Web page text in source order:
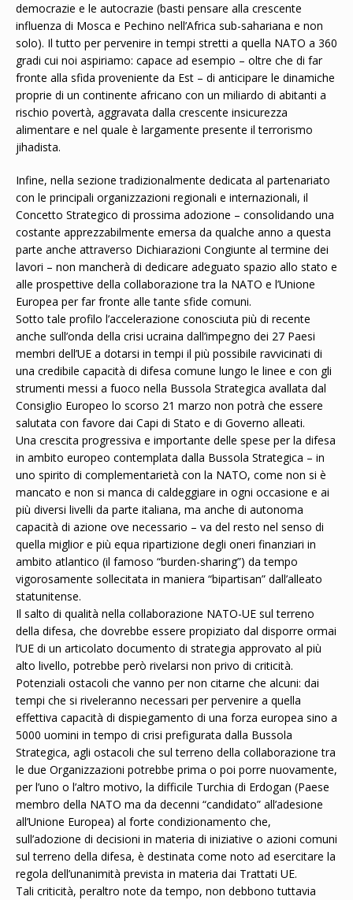
democrazie e le autocrazie (basti pensare alla crescente
influenza di Mosca e Pechino nell’Africa sub-sahariana e non
solo). Il tutto per pervenire in tempi stretti a quella NATO a 360
gradi cui noi aspiriamo: capace ad esempio – oltre che di far
fronte alla sfida proveniente da Est – di anticipare le dinamiche
proprie di un continente africano con un miliardo di abitanti a
rischio povertà, aggravata dalla crescente insicurezza
alimentare e nel quale è largamente presente il terrorismo
jihadista.
Infine, nella sezione tradizionalmente dedicata al partenariato
con le principali organizzazioni regionali e internazionali, il
Concetto Strategico di prossima adozione – consolidando una
costante apprezzabilmente emersa da qualche anno a questa
parte anche attraverso Dichiarazioni Congiunte al termine dei
lavori – non mancherà di dedicare adeguato spazio allo stato e
alle prospettive della collaborazione tra la NATO e l’Unione
Europea per far fronte alle tante sfide comuni.
Sotto tale profilo l’accelerazione conosciuta più di recente
anche sull’onda della crisi ucraina dall’impegno dei 27 Paesi
membri dell’UE a dotarsi in tempi il più possibile ravvicinati di
una credibile capacità di difesa comune lungo le linee e con gli
strumenti messi a fuoco nella Bussola Strategica avallata dal
Consiglio Europeo lo scorso 21 marzo non potrà che essere
salutata con favore dai Capi di Stato e di Governo alleati.
Una crescita progressiva e importante delle spese per la difesa
in ambito europeo contemplata dalla Bussola Strategica – in
uno spirito di complementarietà con la NATO, come non si è
mancato e non si manca di caldeggiare in ogni occasione e ai
più diversi livelli da parte italiana, ma anche di autonoma
capacità di azione ove necessario – va del resto nel senso di
quella miglior e più equa ripartizione degli oneri finanziari in
ambito atlantico (il famoso “burden-sharing”) da tempo
vigorosamente sollecitata in maniera “bipartisan” dall’alleato
statunitense.
Il salto di qualità nella collaborazione NATO-UE sul terreno
della difesa, che dovrebbe essere propiziato dal disporre ormai
l’UE di un articolato documento di strategia approvato al più
alto livello, potrebbe però rivelarsi non privo di criticità.
Potenziali ostacoli che vanno per non citarne che alcuni: dai
tempi che si riveleranno necessari per pervenire a quella
effettiva capacità di dispiegamento di una forza europea sino a
5000 uomini in tempo di crisi prefigurata dalla Bussola
Strategica, agli ostacoli che sul terreno della collaborazione tra
le due Organizzazioni potrebbe prima o poi porre nuovamente,
per l’uno o l’altro motivo, la difficile Turchia di Erdogan (Paese
membro della NATO ma da decenni “candidato” all’adesione
all’Unione Europea) al forte condizionamento che,
sull’adozione di decisioni in materia di iniziative o azioni comuni
sul terreno della difesa, è destinata come noto ad esercitare la
regola dell’unanimità prevista in materia dai Trattati UE.
Tali criticità, peraltro note da tempo, non debbono tuttavia